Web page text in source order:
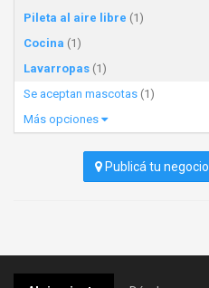
Pileta al aire libre (1)
Cocina (1)
Lavarropas (1)
Se aceptan mascotas (1)
Más opciones
Publicá tu negocio